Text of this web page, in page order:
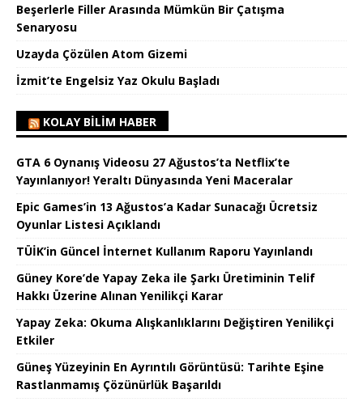
Beşerlerle Filler Arasında Mümkün Bir Çatışma
Senaryosu
Uzayda Çözülen Atom Gizemi
İzmit’te Engelsiz Yaz Okulu Başladı
KOLAY BILIM HABER
GTA 6 Oynanış Videosu 27 Ağustos’ta Netflix’te
Yayınlanıyor! Yeraltı Dünyasında Yeni Maceralar
Epic Games’in 13 Ağustos’a Kadar Sunacağı Ücretsiz
Oyunlar Listesi Açıklandı
TÜİK’in Güncel İnternet Kullanım Raporu Yayınlandı
Güney Kore’de Yapay Zeka ile Şarkı Üretiminin Telif
Hakkı Üzerine Alınan Yenilikçi Karar
Yapay Zeka: Okuma Alışkanlıklarını Değiştiren Yenilikçi
Etkiler
Güneş Yüzeyinin En Ayrıntılı Görüntüsü: Tarihte Eşine
Rastlanmamış Çözünürlük Başarıldı